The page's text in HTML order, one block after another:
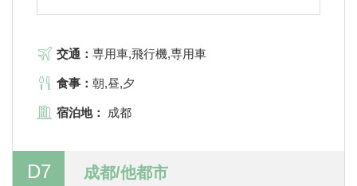
交通： 専用車,飛行機,専用車
食事： 朝,昼,夕
宿泊地： 成都
D7 成都/他都市